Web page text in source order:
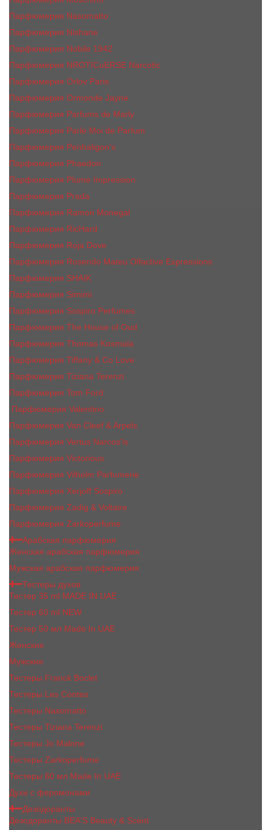
Парфюмерия Nasomatto
Парфюмерия Nishane
Парфюмерия Nobile 1942
Парфюмерия NROTICuERSE Narcotic
Парфюмерия Orlov Paris
Парфюмерия Ormonde Jayne
Парфюмерия Parfums de Marly
Парфюмерия Parle Moi de Parfum
Парфюмерия Penhaligon's
Парфюмерия Phaedon
Парфюмерия Plume Impression
Парфюмерия Prada
Парфюмерия Ramon Monegal
Парфюмерия RicHard
Парфюмерия Roja Dove
Парфюмерия Rosendo Mateu Olfactive Expressions
Парфюмерия SHAIK
Парфюмерия Simimi
Парфюмерия Sospiro Perfumes
Парфюмерия The House of Oud
Парфюмерия Thomas Kosmala
Парфюмерия Tiffany & Co Love
Парфюмерия Tiziana Terenzi
Парфюмерия Tom Ford
Парфюмерия Valentino
Парфюмерия Van Cleef & Arpels
Парфюмерия Vertus Narcos'is
Парфюмерия Victorious
Парфюмерия Vilhelm Parfumerie
Парфюмерия Xerjoff Sospiro
Парфюмерия Zadig & Voltaire
Парфюмерия Zarkoperfume
Арабская парфюмерия
Женская арабская парфюмерия
Мужская арабская парфюмерия
Тестеры духов
Тестер 35 ml MADE IN UAE
Тестер 60 ml NEW
Тестер 50 мл Made In UAE
Женские
Мужские
Тестеры Franck Boclet
Тестеры Les Contes
Тестеры Nasomatto
Тестеры Tiziana Terenzi
Тестеры Jо Malоnе
Тестеры Zarkoperfume
Тестеры 60 мл Made In UAE
Духи с феромонами
Дезодоранты
Дезодоранты BEA'S Beauty & Scent